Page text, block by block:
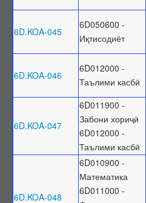
6D.KOA-045
6D050600 -
Иқтисодиёт
6D.KOA-046
6D012000 -
Таълими касбӣ
6D.KOA-047
6D011900 -
Забони хориҷӣ
6D012000 -
Таълими касбӣ
6D.KOA-048
6D010900 -
Математика
6D011000 -